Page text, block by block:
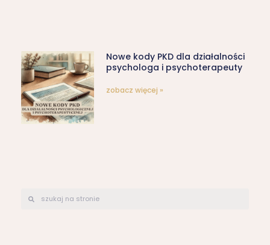
Nowe kody PKD dla działalności
psychologa i psychoterapeuty
zobacz więcej »